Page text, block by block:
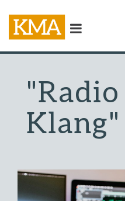
Klang"